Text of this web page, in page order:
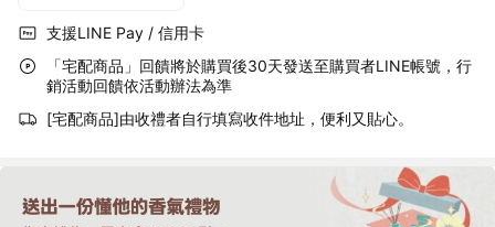
支援LINE Pay / 信用卡
「宅配商品」回饋將於購買後30天發送至購買者LINE帳號，行
銷活動回饋依活動辦法為準
[宅配商品]由收禮者自行填寫收件地址，便利又貼心。